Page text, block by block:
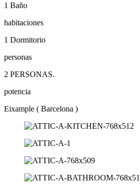
1 Baño
habitaciones
1 Dormitorio
personas
2 PERSONAS.
potencia
Eixample ( Barcelona )